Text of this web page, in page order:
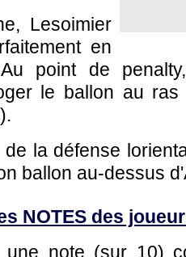
Lesoimier
en
point de
le ballon au ras
la défense
ballon au-dessus
NOTES des
une note (sur 10)